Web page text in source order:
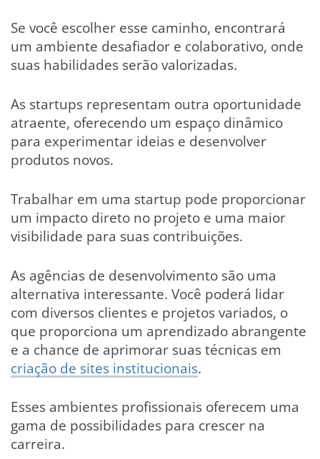
Se você escolher esse caminho, encontrará
um ambiente desafiador e colaborativo, onde
suas habilidades serão valorizadas.
As startups representam outra oportunidade
atraente, oferecendo um espaço dinâmico
para experimentar ideias e desenvolver
produtos novos.
Trabalhar em uma startup pode proporcionar
um impacto direto no projeto e uma maior
visibilidade para suas contribuições.
As agências de desenvolvimento são uma
alternativa interessante. Você poderá lidar
com diversos clientes e projetos variados, o
que proporciona um aprendizado abrangente
e a chance de aprimorar suas técnicas em
criação de sites institucionais.
Esses ambientes profissionais oferecem uma
gama de possibilidades para crescer na
carreira.